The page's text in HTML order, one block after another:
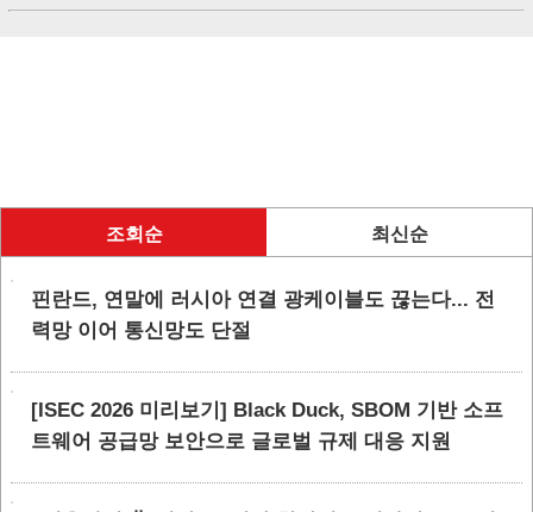
조회순 최신순
핀란드, 연말에 러시아 연결 광케이블도 끊는다... 전
력망 이어 통신망도 단절
[ISEC 2026 미리보기] Black Duck, SBOM 기반 소프
트웨어 공급망 보안으로 글로벌 규제 대응 지원